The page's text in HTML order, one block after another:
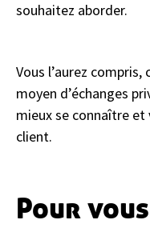
souhaitez aborder.
Vous l’aurez
moyen d’échanges
mieux se connaître
client.
Pour